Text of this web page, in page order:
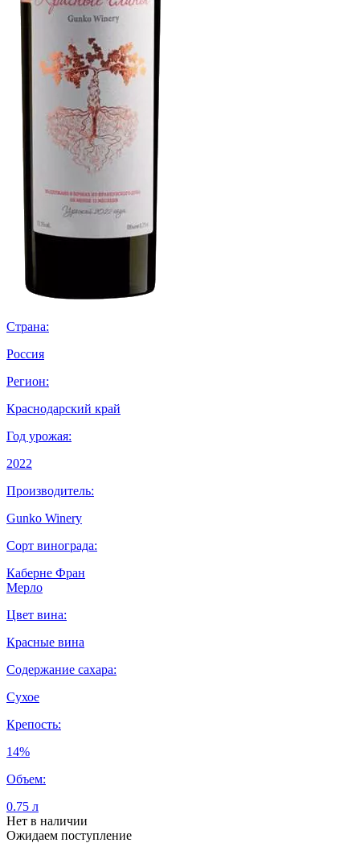
Страна:
Россия
Регион:
Краснодарский край
Год урожая:
2022
Производитель:
Gunko Winery
Сорт винограда:
Каберне Фран
Мерло
Цвет вина:
Красные вина
Содержание сахара:
Сухое
Крепость:
14%
Объем:
0.75 л
Нет в наличии
Ожидаем поступление